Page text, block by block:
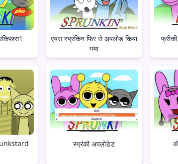
एयस स्प्रंकिन फिर से अपलोड किया
गया
स्प्रंकी अपलोडेड